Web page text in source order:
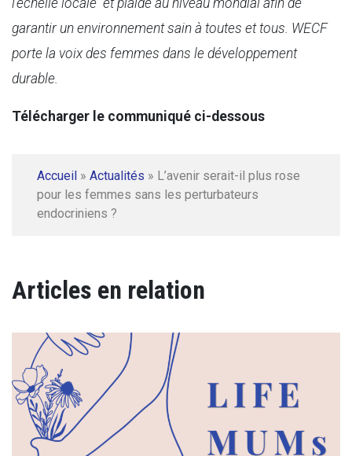
garantir un environnement sain à toutes et tous. WECF
porte la voix des femmes dans le développement
durable.
Télécharger le communiqué ci-dessous
Accueil » Actualités » L’avenir serait-il plus rose
pour les femmes sans les perturbateurs
endocriniens ?
Articles en relation